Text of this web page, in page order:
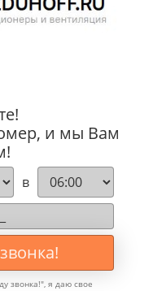
и мы Вам
в
звонка!", я даю свое